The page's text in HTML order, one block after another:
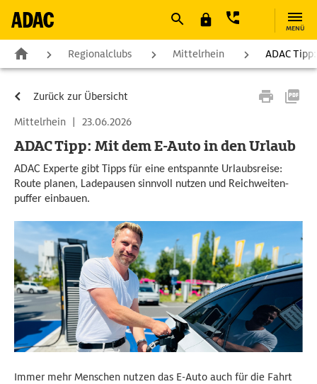
MENÜ
Regionalclubs Mittelrhein ADAC
Zurück zur Übersicht
Mittelrhein | 23.06.2026
ADAC Tipp: Mit dem E-Auto in den Urlaub
ADAC Experte gibt Tipps für eine entspannte Urlaubsreise:
Route planen, Ladepausen sinnvoll nutzen und Reichweiten-
puffer einbauen.
Immer mehr Menschen nutzen das E-Auto auch für die Fahrt